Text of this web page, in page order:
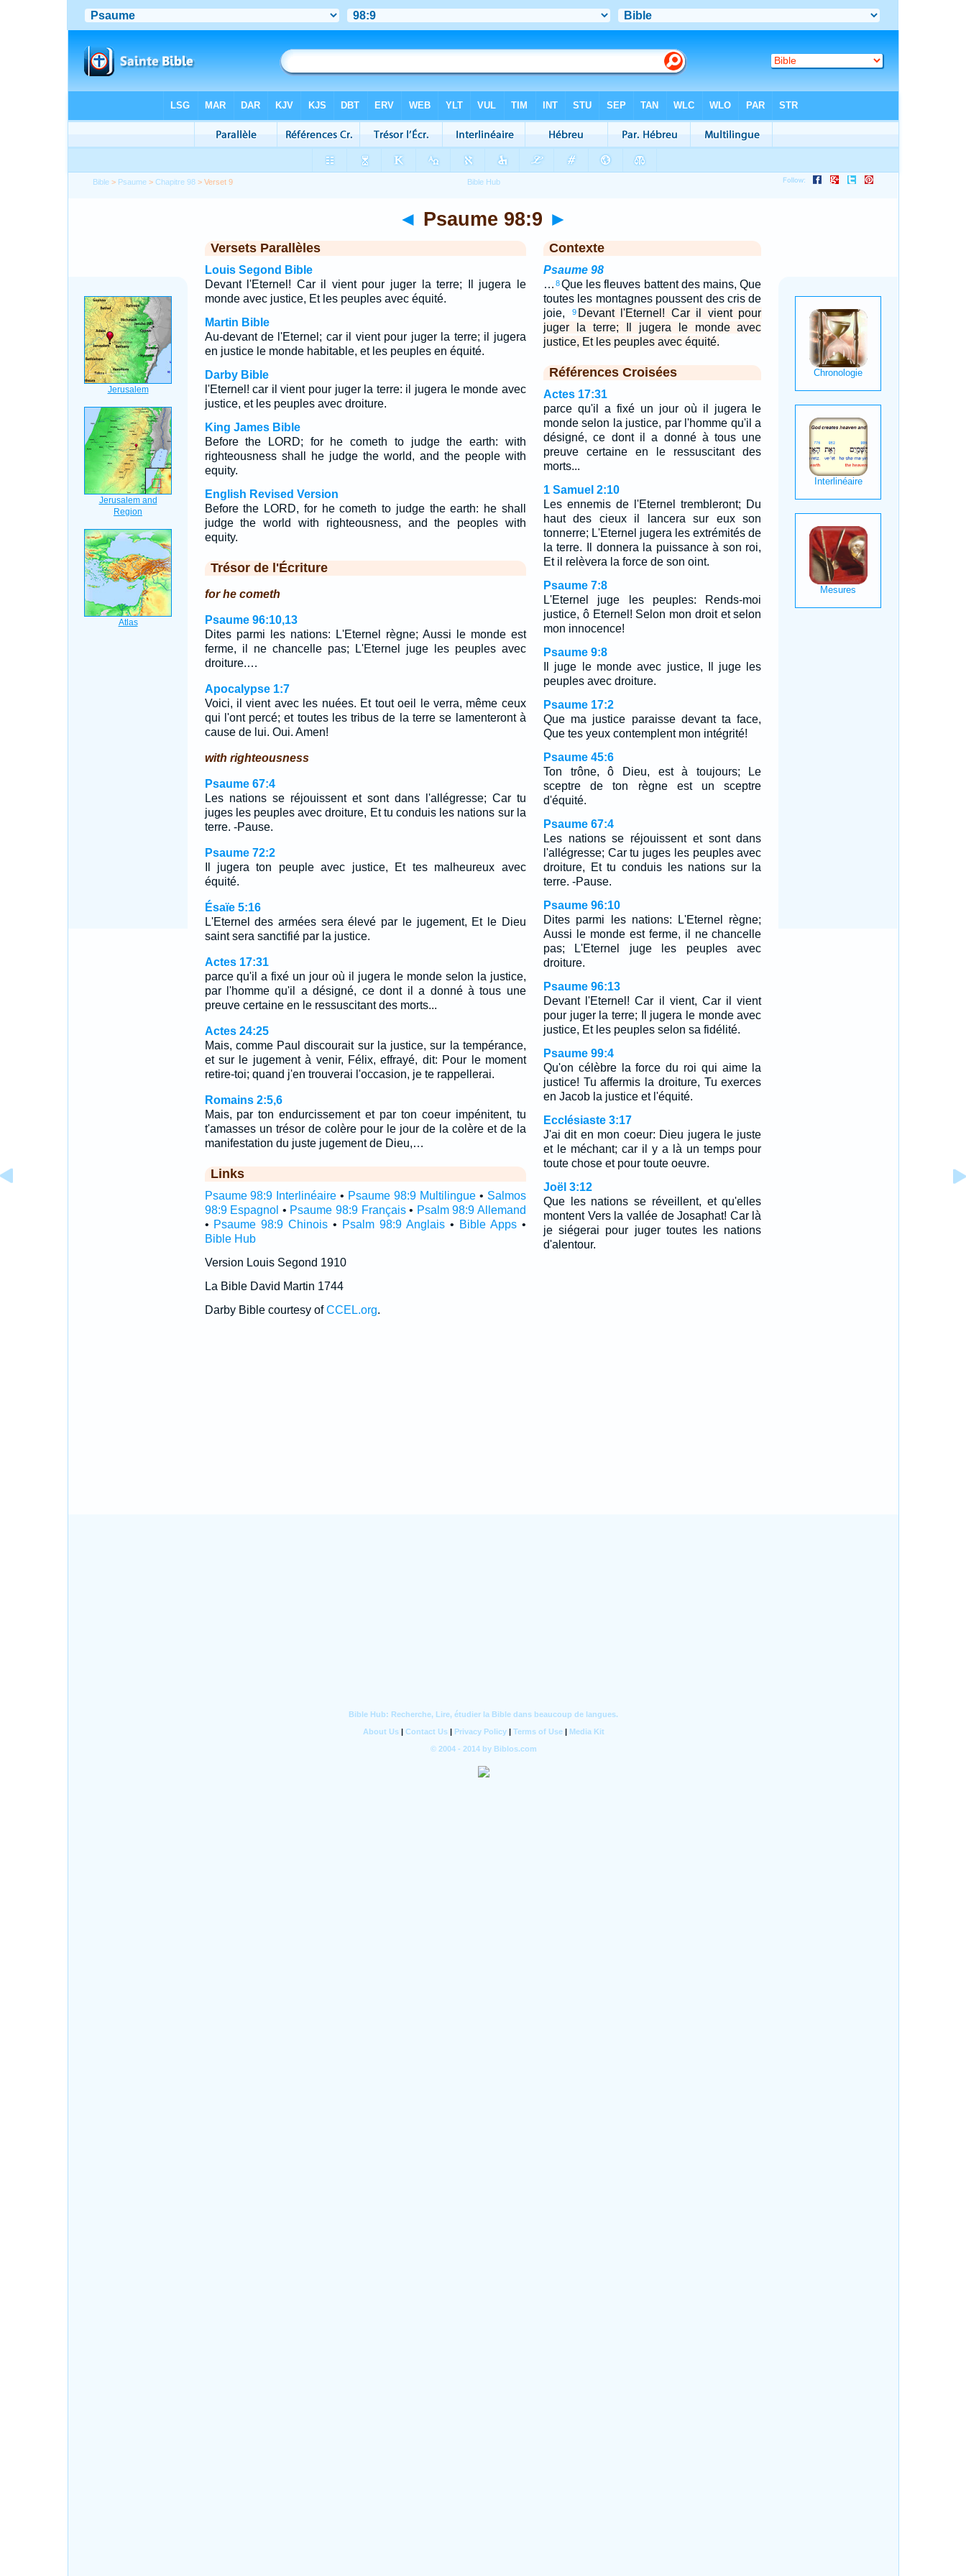
Bible > Psaume >Chapitre 98 > Verset 9
◄ Psaume 98:9 ►
Versets Parallèles
Louis Segond Bible
Devant l'Eternel! Car il vient pour juger la terre; Il jugera le
monde avec justice, Et les peuples avec équité.
Martin Bible
Au-devant de l'Eternel; car il vient pour juger la terre; il jugera
en justice le monde habitable, et les peuples en équité.
Darby Bible
l'Eternel! car il vient pour juger la terre: il jugera le monde avec
justice, et les peuples avec droiture.
King James Bible
Before the LORD; for he cometh to judge the earth: with
righteousness shall he judge the world, and the people with
equity.
English Revised Version
Before the LORD, for he cometh to judge the earth: he shall
judge the world with righteousness, and the peoples with
equity.
Trésor de l'Écriture
for he cometh
Psaume 96:10,13
Dites parmi les nations: L'Eternel règne; Aussi le monde est
ferme, il ne chancelle pas; L'Eternel juge les peuples avec
droiture.…
Apocalypse 1:7
Voici, il vient avec les nuées. Et tout oeil le verra, même ceux
qui l'ont percé; et toutes les tribus de la terre se lamenteront à
cause de lui. Oui. Amen!
with righteousness
Psaume 67:4
Les nations se réjouissent et sont dans l'allégresse; Car tu
juges les peuples avec droiture, Et tu conduis les nations sur la
terre. -Pause.
Psaume 72:2
Il jugera ton peuple avec justice, Et tes malheureux avec
équité.
Ésaïe 5:16
L'Eternel des armées sera élevé par le jugement, Et le Dieu
saint sera sanctifié par la justice.
Actes 17:31
parce qu'il a fixé un jour où il jugera le monde selon la justice,
par l'homme qu'il a désigné, ce dont il a donné à tous une
preuve certaine en le ressuscitant des morts...
Actes 24:25
Mais, comme Paul discourait sur la justice, sur la tempérance,
et sur le jugement à venir, Félix, effrayé, dit: Pour le moment
retire-toi; quand j'en trouverai l'occasion, je te rappellerai.
Romains 2:5,6
Mais, par ton endurcissement et par ton coeur impénitent, tu
t'amasses un trésor de colère pour le jour de la colère et de la
manifestation du juste jugement de Dieu,…
Links
Psaume 98:9 Interlinéaire • Psaume 98:9 Multilingue • Salmos
98:9 Espagnol • Psaume 98:9 Français• Psalm 98:9 Allemand
• Psaume 98:9 Chinois • Psalm 98:9 Anglais • Bible Apps •
Bible Hub
Version Louis Segond 1910
La Bible David Martin 1744
Darby Bible courtesy ofCCEL.org.
Contexte
Psaume 98
… 8Que les fleuves battent des mains, Que
toutes les montagnes poussent des cris de
joie,
9 Devant l'Eternel! Car il vient pour
juger la terre; Il jugera le monde avec
justice, Et les peuples avec équité.
Références Croisées
Actes 17:31
parce qu'il a fixé un jour où il jugera le
monde selon la justice, par l'homme qu'il a
désigné, ce dont il a donné à tous une
preuve certaine en le ressuscitant des
morts...
1 Samuel 2:10
Les ennemis de l'Eternel trembleront; Du
haut des cieux il lancera sur eux son
tonnerre; L'Eternel jugera les extrémités de
la terre. Il donnera la puissance à son roi,
Et il relèvera la force de son oint.
Psaume 7:8
L'Eternel juge les peuples: Rends-moi
justice, ô Eternel! Selon mon droit et selon
mon innocence!
Psaume 9:8
Il juge le monde avec justice, Il juge les
peuples avec droiture.
Psaume 17:2
Que ma justice paraisse devant ta face,
Que tes yeux contemplent mon intégrité!
Psaume 45:6
Ton trône, ô Dieu, est à toujours; Le
sceptre de ton règne est un sceptre
d'équité.
Psaume 67:4
Les nations se réjouissent et sont dans
l'allégresse; Car tu juges les peuples avec
droiture, Et tu conduis les nations sur la
terre. -Pause.
Psaume 96:10
Dites parmi les nations: L'Eternel règne;
Aussi le monde est ferme, il ne chancelle
pas; L'Eternel juge les peuples avec
droiture.
Psaume 96:13
Devant l'Eternel! Car il vient, Car il vient
pour juger la terre; Il jugera le monde avec
justice, Et les peuples selon sa fidélité.
Psaume 99:4
Qu'on célèbre la force du roi qui aime la
justice! Tu affermis la droiture, Tu exerces
en Jacob la justice et l'équité.
Ecclésiaste 3:17
J'ai dit en mon coeur: Dieu jugera le juste
et le méchant; car il y a là un temps pour
toute chose et pour toute oeuvre.
Joël 3:12
Que les nations se réveillent, et qu'elles
montent Vers la vallée de Josaphat! Car là
je siégerai pour juger toutes les nations
d'alentour.